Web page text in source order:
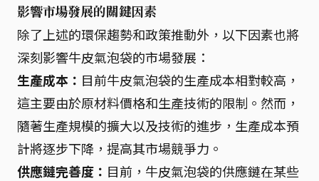
影響市場發展的關鍵因素
除了上述的環保趨勢和政策推動外，以下因素也將
深刻影響牛皮氣泡袋的市場發展：
生產成本： 目前牛皮氣泡袋的生產成本相對較高，
這主要由於原材料價格和生產技術的限制。然而，
隨著生產規模的擴大以及技術的進步，生產成本預
計將逐步下降，提高其市場競爭力。
供應鏈完善度： 目前，牛皮氣泡袋的供應鏈在某些